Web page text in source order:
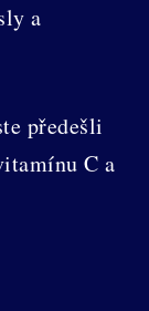
a
předešli
C a